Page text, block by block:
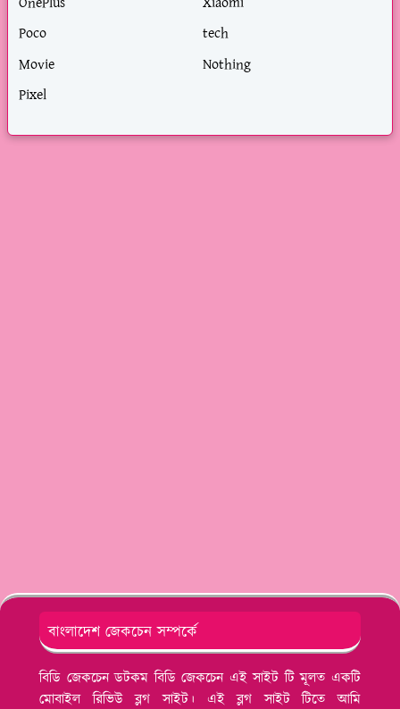
Poco
tech
Movie
Nothing
Pixel
বাংলাদেশ জেকচেন সম্পর্কে
বিডি জেকচেন ডটকম বিডি জেকচেন এই সাইট টি মূলত একটি
মোবাইল রিভিউ ব্লগ সাইট। এই ব্লগ সাইট টিতে আমি